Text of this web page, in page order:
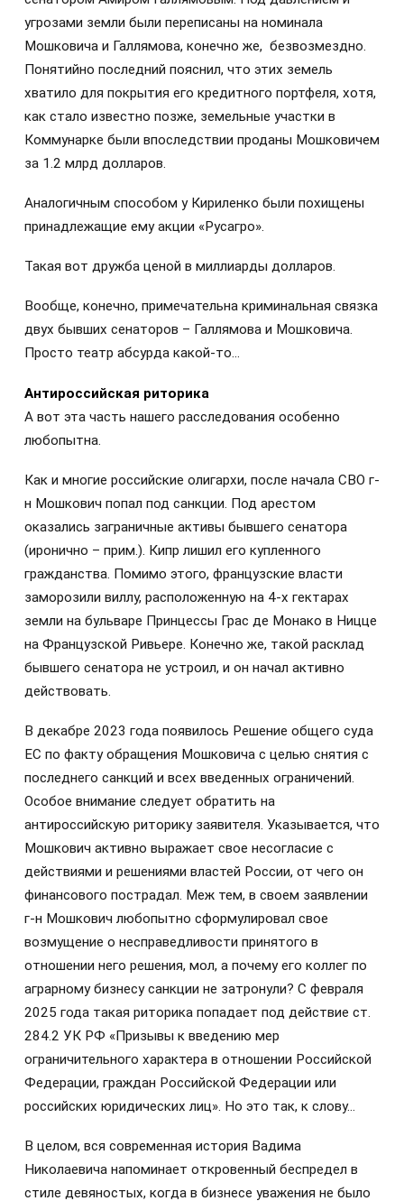
угрозами земли были переписаны на номинала
Мошковича и Галлямова, конечно же, безвозмездно.
Понятийно последний пояснил, что этих земель
хватило для покрытия его кредитного портфеля, хотя,
как стало известно позже, земельные участки в
Коммунарке были впоследствии проданы Мошковичем
за 1.2 млрд долларов.
Аналогичным способом у Кириленко были похищены
принадлежащие ему акции «Русагро».
Такая вот дружба ценой в миллиарды долларов.
Вообще, конечно, примечательна криминальная связка
двух бывших сенаторов – Галлямова и Мошковича.
Просто театр абсурда какой-то…
Антироссийская риторика
А вот эта часть нашего расследования особенно
любопытна.
Как и многие российские олигархи, после начала СВО г-
н Мошкович попал под санкции. Под арестом
оказались заграничные активы бывшего сенатора
(иронично – прим.). Кипр лишил его купленного
гражданства. Помимо этого, французские власти
заморозили виллу, расположенную на 4-х гектарах
земли на бульваре Принцессы Грас де Монако в Ницце
на Французской Ривьере. Конечно же, такой расклад
бывшего сенатора не устроил, и он начал активно
действовать.
В декабре 2023 года появилось Решение общего суда
ЕС по факту обращения Мошковича с целью снятия с
последнего санкций и всех введенных ограничений.
Особое внимание следует обратить на
антироссийскую риторику заявителя. Указывается, что
Мошкович активно выражает свое несогласие с
действиями и решениями властей России, от чего он
финансового пострадал. Меж тем, в своем заявлении
г-н Мошкович любопытно сформулировал свое
возмущение о несправедливости принятого в
отношении него решения, мол, а почему его коллег по
аграрному бизнесу санкции не затронули? С февраля
2025 года такая риторика попадает под действие ст.
284.2 УК РФ «Призывы к введению мер
ограничительного характера в отношении Российской
Федерации, граждан Российской Федерации или
российских юридических лиц». Но это так, к слову…
В целом, вся современная история Вадима
Николаевича напоминает откровенный беспредел в
стиле девяностых, когда в бизнесе уважения не было